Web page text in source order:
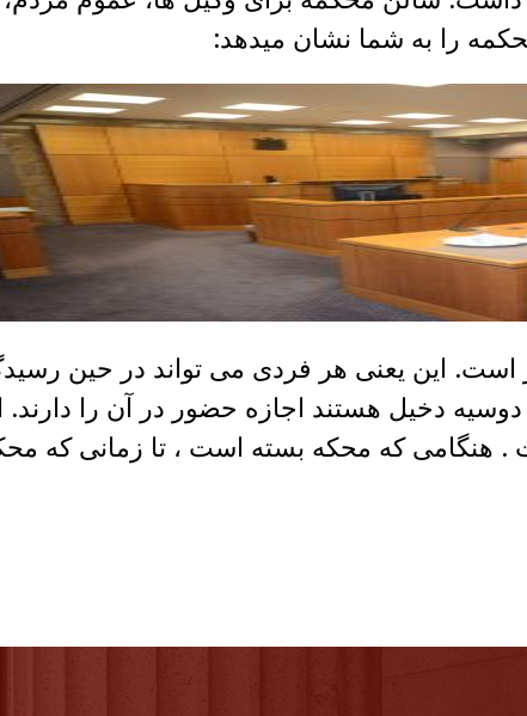
را به شما نشان میدهد:
است. این یعنی هر فردی می تواند در حین
دخیل هستند اجازه حضور در آن را
هنگامی که محکه بسته است ، تا زمانی که